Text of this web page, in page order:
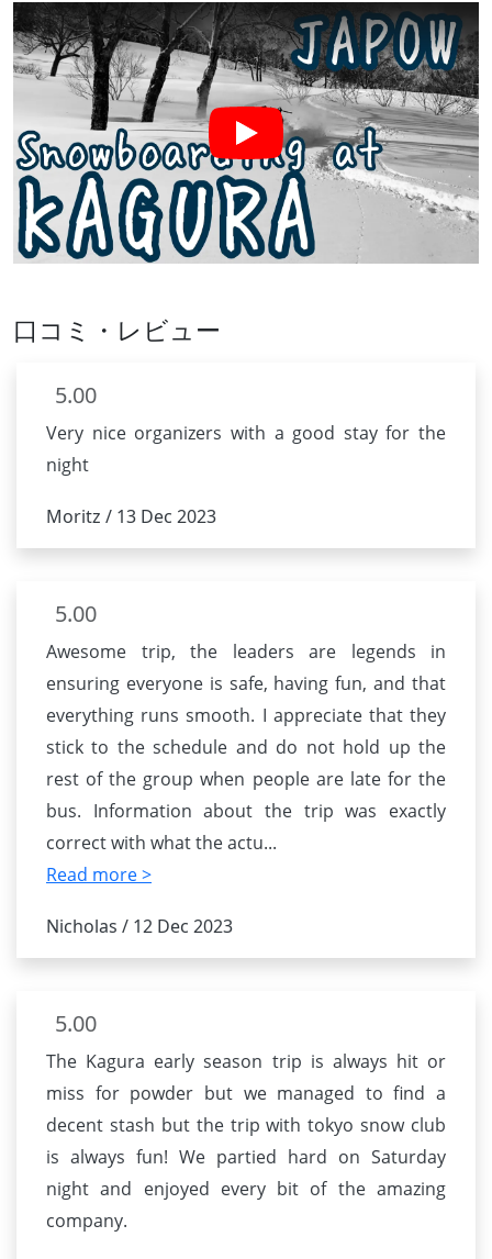
口コミ・レビュー
5.00
Very nice organizers with a good stay for the
night
Moritz / 13 Dec 2023
5.00
Awesome trip, the leaders are legends in
ensuring everyone is safe, having fun, and that
everything runs smooth. I appreciate that they
stick to the schedule and do not hold up the
rest of the group when people are late for the
bus. Information about the trip was exactly
correct with what the actu...
Read more >
Nicholas / 12 Dec 2023
5.00
The Kagura early season trip is always hit or
miss for powder but we managed to find a
decent stash but the trip with tokyo snow club
is always fun! We partied hard on Saturday
night and enjoyed every bit of the amazing
company.